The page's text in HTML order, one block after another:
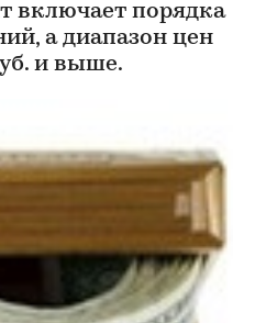
включает порядка
а диапазон цен
и выше.